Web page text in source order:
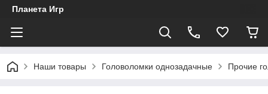
Планета Игр
Наши товары Головоломки однозадачные Прочие